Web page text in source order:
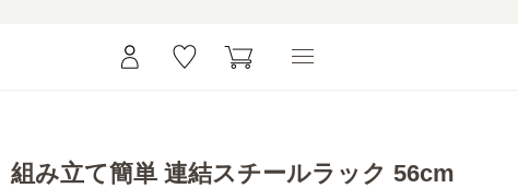
組み立て簡単 連結スチールラック 56cm